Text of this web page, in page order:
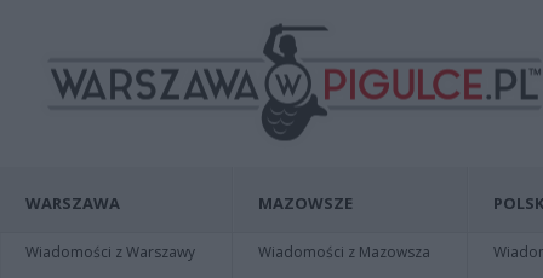
WARSZAWA
Wiadomości z Warszawy
MAZOWSZE
Wiadomości z Mazowsza